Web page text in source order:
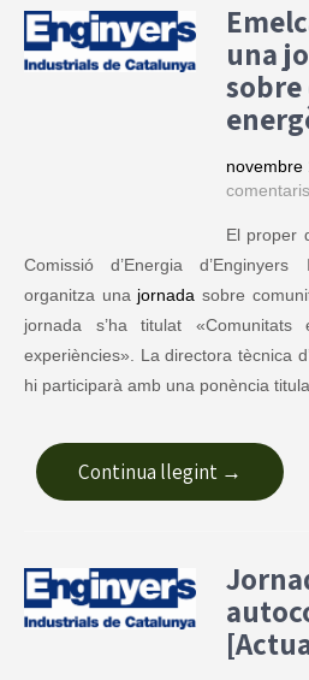
una
novembre
comentaris
El proper
Comissió d’Energia
organitza una jornada sobre
jornada s’ha titulat «Comunitats
experiències». La directora tècnica
hi participarà amb una ponència
Continua llegint →